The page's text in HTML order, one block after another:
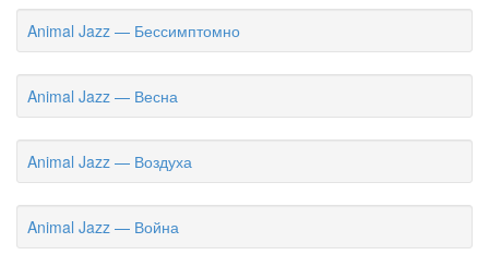
Animal Jazz — Бессимптомно
Animal Jazz — Весна
Animal Jazz — Воздуха
Animal Jazz — Война